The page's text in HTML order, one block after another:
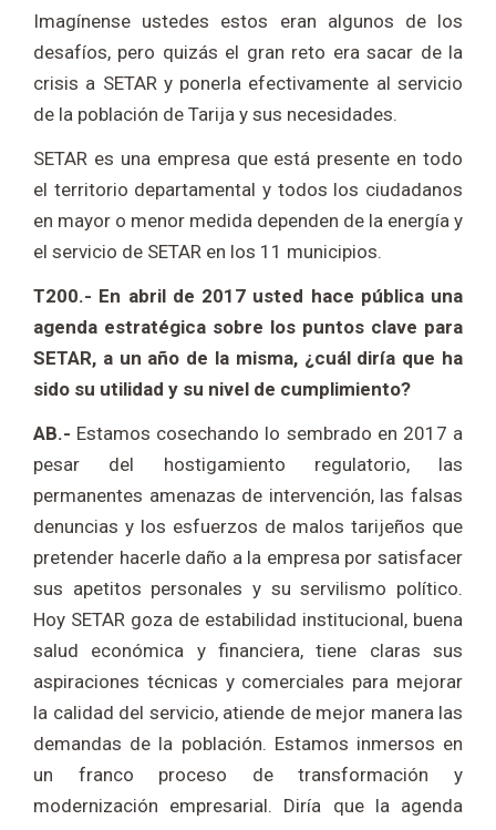
Imagínense ustedes estos eran algunos de los
desafíos, pero quizás el gran reto era sacar de la
crisis a SETAR y ponerla efectivamente al servicio
de la población de Tarija y sus necesidades.
SETAR es una empresa que está presente en todo
el territorio departamental y todos los ciudadanos
en mayor o menor medida dependen de la energía y
el servicio de SETAR en los 11 municipios.
T200.- En abril de 2017 usted hace pública una
agenda estratégica sobre los puntos clave para
SETAR, a un año de la misma, ¿cuál diría que ha
sido su utilidad y su nivel de cumplimiento?
AB.- Estamos cosechando lo sembrado en 2017 a
pesar del hostigamiento regulatorio, las
permanentes amenazas de intervención, las falsas
denuncias y los esfuerzos de malos tarijeños que
pretender hacerle daño a la empresa por satisfacer
sus apetitos personales y su servilismo político.
Hoy SETAR goza de estabilidad institucional, buena
salud económica y financiera, tiene claras sus
aspiraciones técnicas y comerciales para mejorar
la calidad del servicio, atiende de mejor manera las
demandas de la población. Estamos inmersos en
un franco proceso de transformación y
modernización empresarial. Diría que la agenda